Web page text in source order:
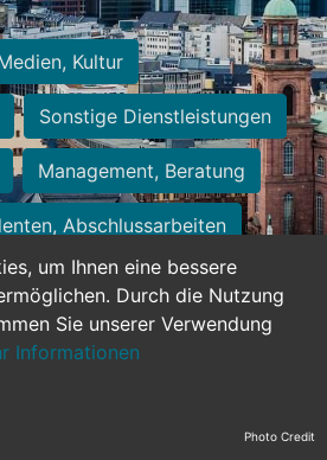
um Ihnen eine bessere
Durch die Nutzung
Sie unserer Verwendung
Informationen
Kultur
Sonstige Dienstleistungen
Management, Beratung
Abschlussarbeiten
Assistenz, Sekretariat
und Nebenjobs
duale Ausbildung Photo Credit